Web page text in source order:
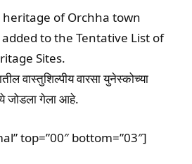
of Orchha town
to the Tentative List of
Sites.
वास्तुशिल्पीय वारसा युनेस्कोच्या
जोडला गेला आहे.
top=”00″ bottom=”03″]